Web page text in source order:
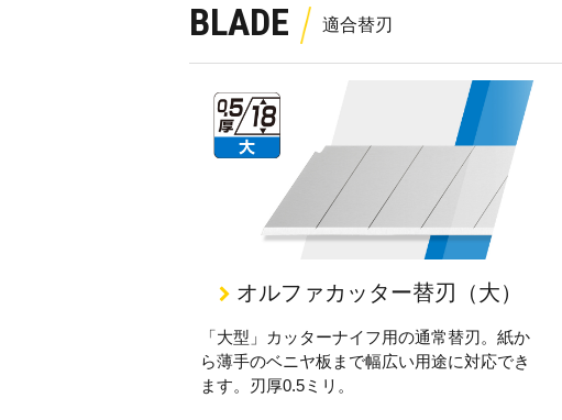
BLADE
オルファカッター替刃（大）
「大型」カッターナイフ用の通常替刃。紙か
ら薄手のベニヤ板まで幅広い用途に対応でき
ます。刃厚0.5ミリ。